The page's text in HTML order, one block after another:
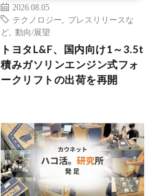
2026.08.05
テクノロジー
プレスリリースな
ど
動向/展望
トヨタL&F、国内向け1～3.5t
積みガソリンエンジン式フォ
ークリフトの出荷を再開